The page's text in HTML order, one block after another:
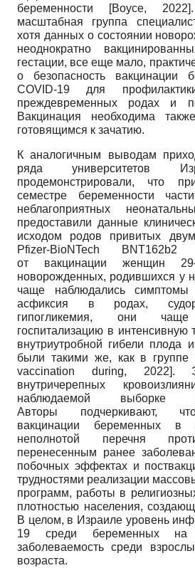
беременности
[Boyce, 2022]
масштабная группа
хотя данных о состоянии
неоднократно
гестации, все еще мало,
о безопасность вакцинации
COVID-19 для
преждевременных родах и
Вакцинация необходима
готовящимся к зачатию.
К аналогичным выводам
ряда университетов
продемонстрировали, что
семестре беременности
неблагоприятных
предоставили данные
исходом родов привитых
Pfizer-BioNTech
от вакцинации женщин
новорожденных, родившихся у
чаще наблюдались симптомы
асфиксия в родах,
гипогликемия, они
госпитализацию в интенсивную
внутриутробной гибели плода
были такими же, как в группе
vaccination during, 2022].
внутричерепных
наблюдаемой выборке
Авторы подчеркивают,
вакцинации беременных в
неполнотой перечня
перенесенным ранее
побочных эффектах и
трудностями реализации
программ, работы в
плотностью населения,
В целом, в Израиле уровень
19 среди беременных на
заболеваемость среди
возраста.